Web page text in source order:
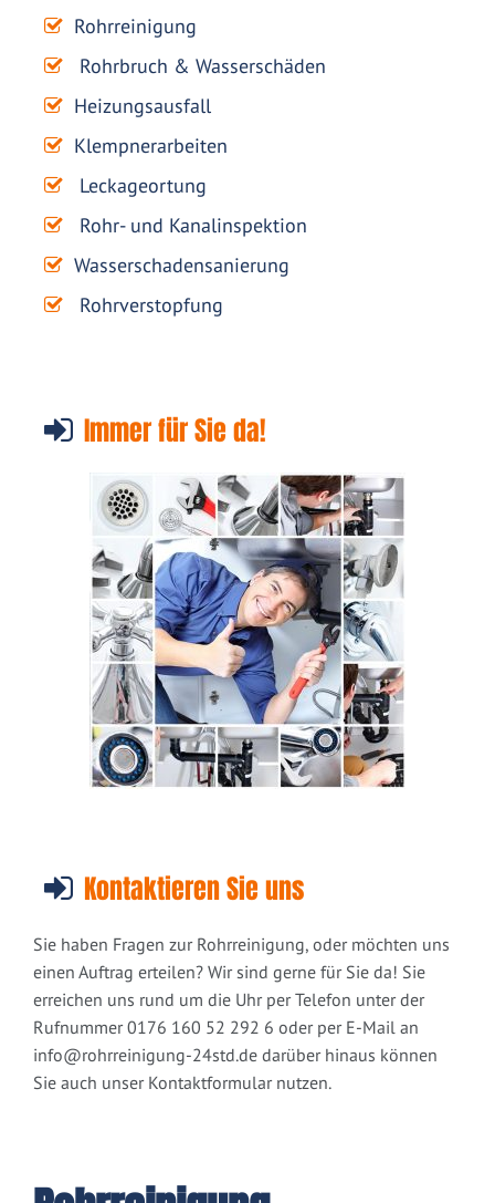
Rohrreinigung
Rohrbruch & Wasserschäden
Heizungsausfall
Klempnerarbeiten
Leckageortung
Rohr- und Kanalinspektion
Wasserschadensanierung
Rohrverstopfung
Immer für Sie da!
Kontaktieren Sie uns
Sie haben Fragen zur Rohrreinigung, oder möchten uns
einen Auftrag erteilen? Wir sind gerne für Sie da! Sie
erreichen uns rund um die Uhr per Telefon unter der
Rufnummer 0176 160 52 292 6 oder per E-Mail an
info@rohrreinigung-24std.de darüber hinaus können
Sie auch unser Kontaktformular nutzen.